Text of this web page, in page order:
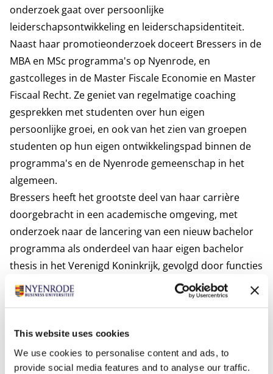
This website uses cookies
We use cookies to personalise content and ads, to
provide social media features and to analyse our traffic.
onderzoek gaat over persoonlijke
leiderschapsontwikkeling en leiderschapsidentiteit.
Naast haar promotieonderzoek doceert Bressers in de
MBA en MSc programma's op Nyenrode, en
gastcolleges in de Master Fiscale Economie en Master
Fiscaal Recht. Ze geniet van regelmatige coaching
gesprekken met studenten over hun eigen
persoonlijke groei, en ook van het zien van groepen
studenten op hun eigen ontwikkelingspad binnen de
programma's en de Nyenrode gemeenschap in het
algemeen.
Bressers heeft het grootste deel van haar carrière
doorgebracht in een academische omgeving, met
onderzoek naar de lancering van een nieuw bachelor
programma als onderdeel van haar eigen bachelor
thesis in het Verenigd Koninkrijk, gevolgd door functies
bij INSEAD in Frankrijk, en vervolgens een overstap
naar Nyenrode. Daar kwam haar focus op persoonlijke
aan het Admissions Office, stapte ze over naar het
Career & Personal Development-team en verfijnde ze
haar vaardigheden door haar coachingsvaardigheden